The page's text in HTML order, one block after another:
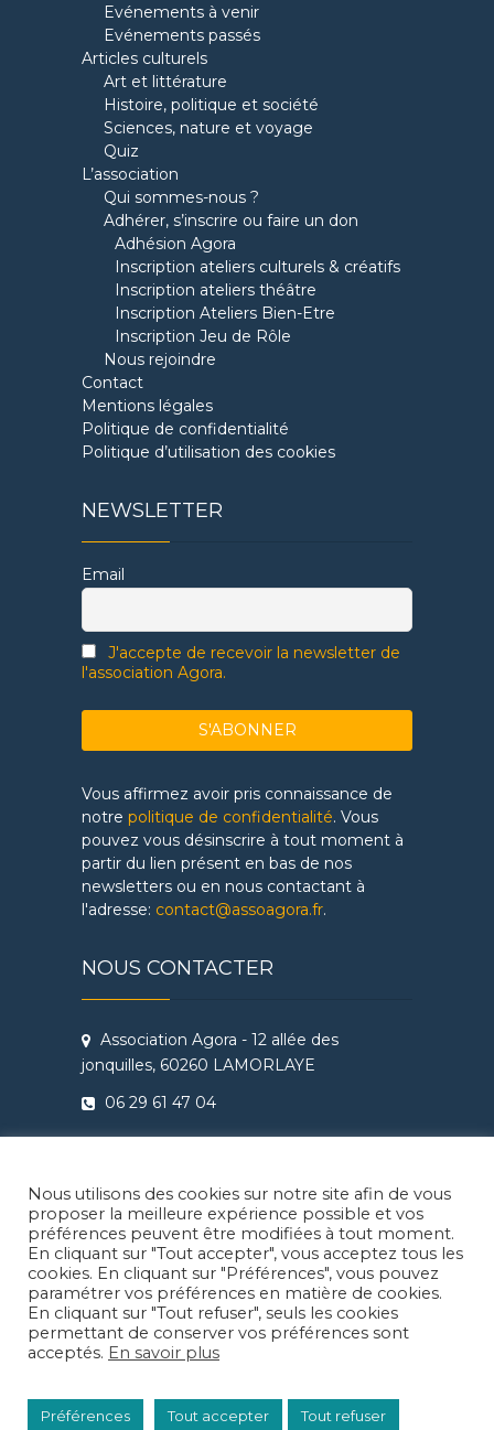
Evénements à venir
Evénements passés
Articles culturels
Art et littérature
Histoire, politique et société
Sciences, nature et voyage
Quiz
L’association
Qui sommes-nous ?
Adhérer, s’inscrire ou faire un don
Adhésion Agora
Inscription ateliers culturels & créatifs
Inscription ateliers théâtre
Inscription Ateliers Bien-Etre
Inscription Jeu de Rôle
Nous rejoindre
Contact
Mentions légales
Politique de confidentialité
Politique d’utilisation des cookies
NEWSLETTER
Email
J'accepte de recevoir la newsletter de
l'association Agora.
Vous affirmez avoir pris connaissance de
notre politique de confidentialité. Vous
pouvez vous désinscrire à tout moment à
partir du lien présent en bas de nos
newsletters ou en nous contactant à
l'adresse: contact@assoagora.fr.
NOUS CONTACTER
Association Agora - 12 allée des
jonquilles, 60260 LAMORLAYE
06 29 61 47 04
Règlement intérieur Agora - Ateliers
Théâtre & Cinéma
FacebookInstragramLinkedIn
Juliette Ducrocq| Thème parent:Theme
Nous utilisons des cookies sur notre site afin de vous
proposer la meilleure expérience possible et vos
préférences peuvent être modifiées à tout moment.
En cliquant sur "Tout accepter", vous acceptez tous les
cookies. En cliquant sur "Préférences", vous pouvez
paramétrer vos préférences en matière de cookies.
En cliquant sur "Tout refuser", seuls les cookies
permettant de conserver vos préférences sont
acceptés. En savoir plus
Préférences Tout accepter Tout refuser